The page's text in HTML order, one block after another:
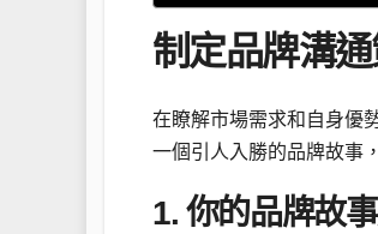
制定品牌溝
在瞭解市場需求和自身優
一個引人入勝的品牌故事
1. 你的品牌故